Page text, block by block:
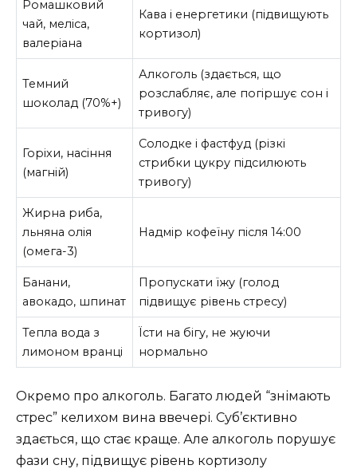
Ромашковий
чай, меліса,
валеріана
Кава і енергетики (підвищують
кортизол)
Темний
шоколад (70%+)
Алкоголь (здається, що
розслабляє, але погіршує сон і
тривогу)
Горіхи, насіння
(магній)
Солодке і фастфуд (різкі
стрибки цукру підсилюють
тривогу)
Жирна риба,
льняна олія
(омега-3)
Надмір кофеїну після 14:00
Банани,
авокадо, шпинат
Пропускати їжу (голод
підвищує рівень стресу)
Тепла вода з
лимоном вранці
Їсти на бігу, не жуючи
нормально
Окремо про алкоголь. Багато людей “знімають
стрес” келихом вина ввечері. Суб’єктивно
здається, що стає краще. Але алкоголь порушує
фази сну, підвищує рівень кортизолу